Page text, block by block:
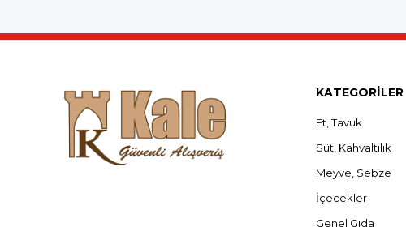
KATEGORİLER
Et, Tavuk
Süt, Kahvaltılık
Meyve, Sebze
İçecekler
Genel Gıda